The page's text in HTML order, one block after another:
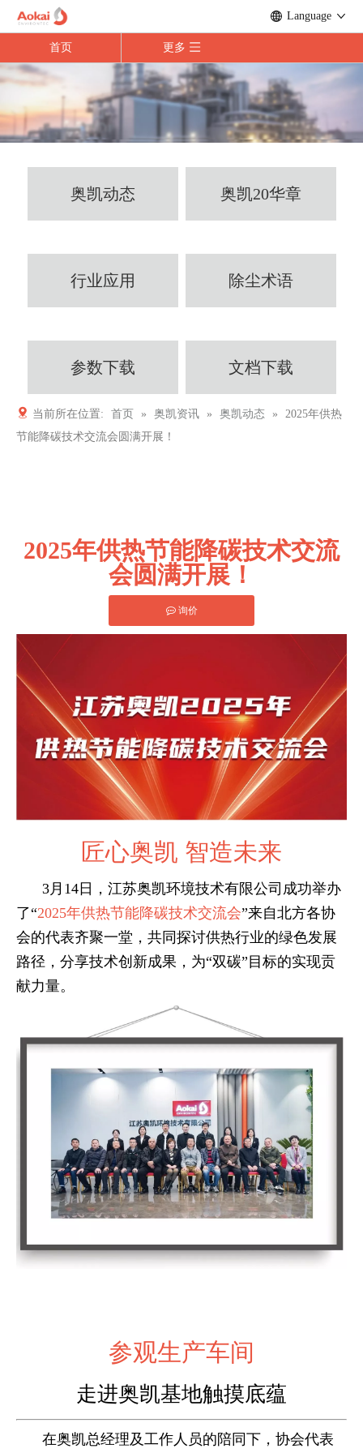
Language
首页 更多
奥凯动态 奥凯20华章
行业应用 除尘术语
参数下载 文档下载
当前所在位置: 首页 » 奥凯资讯 » 奥凯动态 »
2025年供热
节能降碳技术交流会圆满开展！
2025年供热节能降碳技术交流
会圆满开展！
询价
匠心奥凯 智造未来
3月14日，江苏奥凯环境技术有限公司成功举办
了“2025年供热节能降碳技术交流会”来自北方各协
会的代表齐聚一堂，共同探讨供热行业的绿色发展
路径，分享技术创新成果，为“双碳”目标的实现贡
献力量。
参观生产车间
走进奥凯基地触摸底蕴
在奥凯总经理及工作人员的陪同下，协会代表